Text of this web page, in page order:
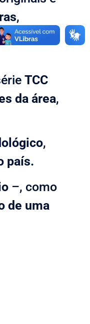
,
TCC
da área,
,
país.
–, como
de uma